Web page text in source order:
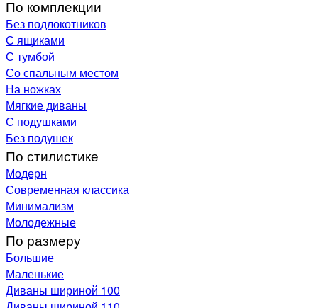
По комплекции
Без подлокотников
С ящиками
С тумбой
Со спальным местом
На ножках
Мягкие диваны
С подушками
Без подушек
По стилистике
Модерн
Современная классика
Минимализм
Молодежные
По размеру
Большие
Маленькие
Диваны шириной 100